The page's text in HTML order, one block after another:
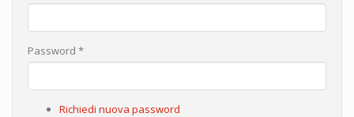
Password *
Richiedi nuova password